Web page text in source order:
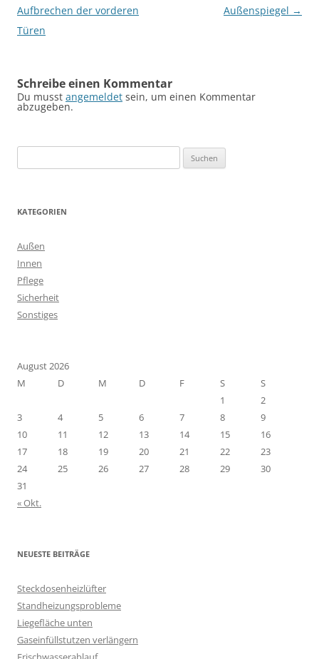
Aufbrechen der vorderen
Türen
Außenspiegel →
Schreibe einen Kommentar
Du musst angemeldet sein, um einen Kommentar
abzugeben.
nach:
KATEGORIEN
Außen
Innen
Pflege
Sicherheit
Sonstiges
August 2026
M
D M D F S
S
1
2
3
4 5 6 7 8
9
10
11 12 13 14 15
16
17
18 19 20 21 22
23
24
25 26 27 28 29
30
31
« Okt.
NEUESTE BEITRÄGE
Steckdosenheizlüfter
Standheizungsprobleme
Liegefläche unten
Gaseinfüllstutzen verlängern